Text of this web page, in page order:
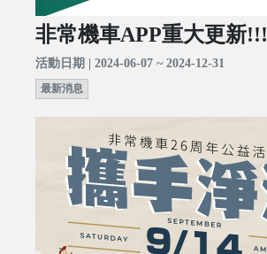
非常機車APP重大更新!!!
活動日期 | 2024-06-07 ~ 2024-12-31
最新消息